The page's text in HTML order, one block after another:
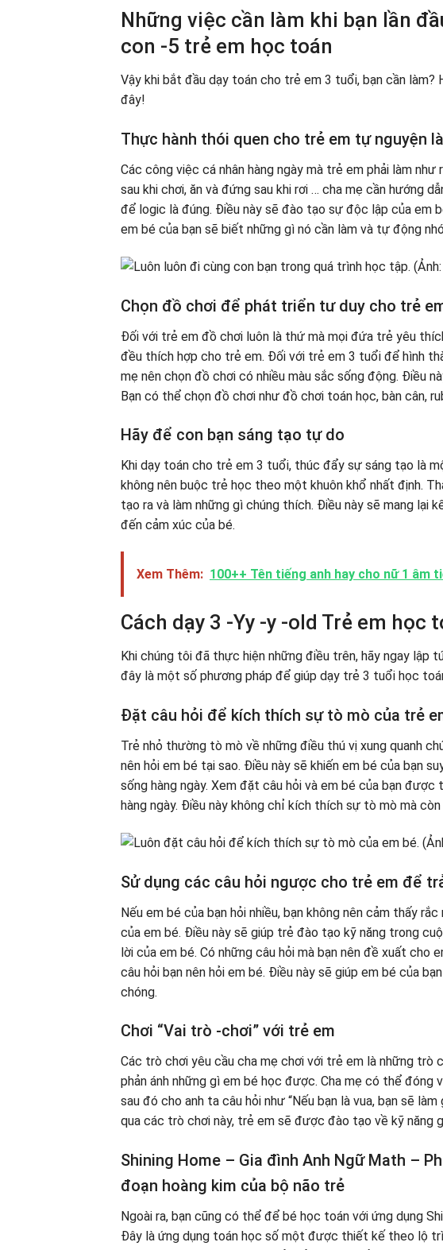
Những việc cần làm khi bạn lần
con -5 trẻ em học toán
Vậy khi bắt đầu dạy toán cho trẻ em 3 tuổi, bạn cần làm?
đây!
Thực hành thói quen cho trẻ em tự nguyện
Các công việc cá nhân hàng ngày mà trẻ em phải làm như
sau khi chơi, ăn và đứng sau khi rơi … cha mẹ cần hướng
để logic là đúng. Điều này sẽ đào tạo sự độc lập của em
em bé của bạn sẽ biết những gì nó cần làm và tự động
Chọn đồ chơi để phát triển tư duy cho trẻ
Đối với trẻ em đồ chơi luôn là thứ mà mọi đứa trẻ yêu
đều thích hợp cho trẻ em. Đối với trẻ em 3 tuổi để hình
mẹ nên chọn đồ chơi có nhiều màu sắc sống động. Điều
Bạn có thể chọn đồ chơi như đồ chơi toán học, bàn cân,
Hãy để con bạn sáng tạo tự do
Khi dạy toán cho trẻ em 3 tuổi, thúc đẩy sự sáng tạo là
không nên buộc trẻ học theo một khuôn khổ nhất định.
tạo ra và làm những gì chúng thích. Điều này sẽ mang lại
đến cảm xúc của bé.
Xem Thêm: 100++ Tên tiếng anh hay cho nữ 1 âm
Cách dạy 3 -Yy -y -old Trẻ em học
Khi chúng tôi đã thực hiện những điều trên, hãy ngay lập
đây là một số phương pháp để giúp dạy trẻ 3 tuổi học
Đặt câu hỏi để kích thích sự tò mò của trẻ
Trẻ nhỏ thường tò mò về những điều thú vị xung quanh
nên hỏi em bé tại sao. Điều này sẽ khiến em bé của bạn
sống hàng ngày. Xem đặt câu hỏi và em bé của bạn
hàng ngày. Điều này không chỉ kích thích sự tò mò mà
Sử dụng các câu hỏi ngược cho trẻ em để
Nếu em bé của bạn hỏi nhiều, bạn không nên cảm thấy
của em bé. Điều này sẽ giúp trẻ đào tạo kỹ năng trong
lời của em bé. Có những câu hỏi mà bạn nên đề xuất cho
câu hỏi bạn nên hỏi em bé. Điều này sẽ giúp em bé của
chóng.
Chơi “Vai trò -chơi” với trẻ em
Các trò chơi yêu cầu cha mẹ chơi với trẻ em là những
phản ánh những gì em bé học được. Cha mẹ có thể đóng
sau đó cho anh ta câu hỏi như “Nếu bạn là vua, bạn sẽ
qua các trò chơi này, trẻ em sẽ được đào tạo về kỹ năng
Shining Home – Gia đình Anh Ngữ Math –
đoạn hoàng kim của bộ não trẻ
Ngoài ra, bạn cũng có thể để bé học toán với ứng dụng
Đây là ứng dụng toán học số một được thiết kế theo lộ